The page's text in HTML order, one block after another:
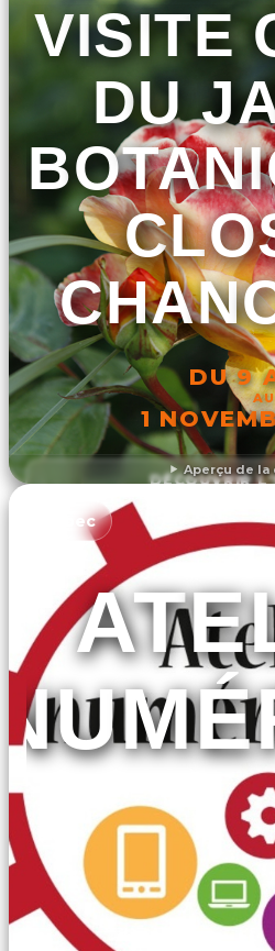
Aperçu de
VISITE
DU
DU 9
AU
1
DÉCOUVRIR
Orbec